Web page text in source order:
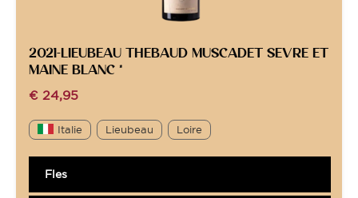
2021-LIEUBEAU THEBAUD MUSCADET SEVRE ET
MAINE BLANC *
€ 24,95
Italie Lieubeau Loire
Fles